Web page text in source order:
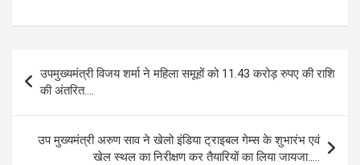
ce
o
o
k
se
n
g
er
at
A
p
p
e
gr
a
m
ail py
Li
n
k
ar
navigation
उपमुख्यमंत्री विजय शर्मा ने महिला समूहों को 11.43 करोड़ रुपए की राशि
की अंतरित….
उप मुख्यमंत्री अरुण साव ने खेलो इंडिया ट्राइबल गेम्स के शुभारंभ एवं
खेल स्थल का निरीक्षण कर तैयारियों का लिया जायजा…..